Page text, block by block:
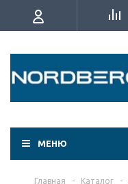
МЕНЮ
Главная - Каталог -